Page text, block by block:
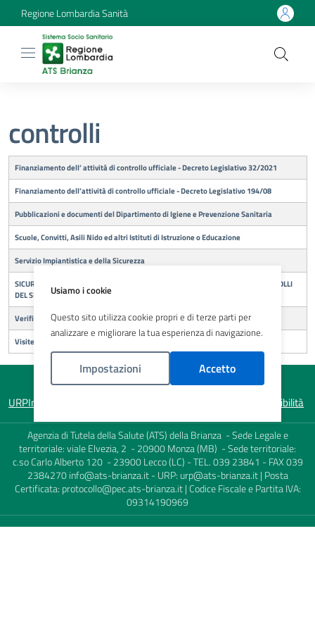
Regione Lombardia Sanità
controlli
Titolo
Finanziamento dell’ attività di controllo ufficiale - Decreto Legislativo 32/2021
Finanziamento dell’attività di controllo ufficiale - Decreto Legislativo 194/08
Pubblicazioni e documenti del Dipartimento di Igiene e Prevenzione Sanitaria
Scuole, Convitti, Asili Nido ed altri Istituti di Istruzione o Educazione
Servizio Impiantistica e della Sicurezza
SICUREZZA ALIMENTARE: PUBBLICAZIONE DEI BOLLETTINI MENSILI DEI CONTROLLI
DEL SERVIZIO IGIENE ALIMENTI E NUTRIZIONE
Verifica periodica attrezzature in pressione
Visite Fiscali
URPInformativa sulla privacy Accessibilità
Agenzia di Tutela della Salute (ATS) della Brianza - Sede Legale e
territoriale: viale Elvezia, 2 - 20900 Monza (MB) - Sede territoriale:
c.so Carlo Alberto 120 - 23900 Lecco (LC) - TEL. 039 23841 - FAX 039
2384270 info@ats-brianza.it- URP: urp@ats-brianza.it| Posta
Certificata: protocollo@pec.ats-brianza.it| Codice Fiscale e Partita IVA:
09314190969
Usiamo i cookie
Questo sito utilizza cookie propri e di terze parti per
analizzare e migliorare la tua esperienza di navigazione.
Impostazioni Accetto